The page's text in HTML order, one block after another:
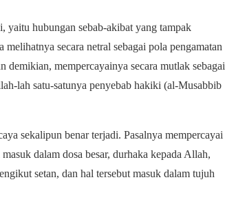
yaitu hubungan sebab-akibat yang tampak
secara netral sebagai pola pengamatan
demikian, mempercayainya secara mutlak sebagai
lah satu-satunya penyebab hakiki (al-Musabbib
sekalipun benar terjadi. Pasalnya mempercayai
dalam dosa besar, durhaka kepada Allah,
setan, dan hal tersebut masuk dalam tujuh